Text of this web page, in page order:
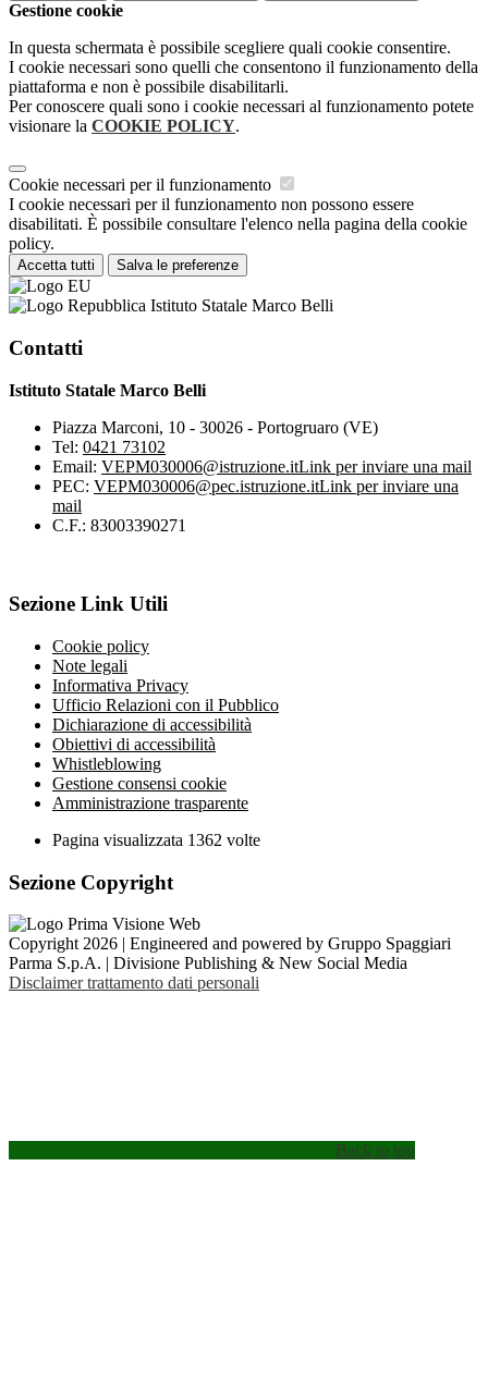
Gestione cookie
In questa schermata è possibile scegliere quali cookie consentire.
I cookie necessari sono quelli che consentono il funzionamento della
piattaforma e non è possibile disabilitarli.
Per conoscere quali sono i cookie necessari al funzionamento potete
visionare la COOKIE POLICY.
Cookie necessari per il funzionamento
I cookie necessari per il funzionamento non possono essere
disabilitati. È possibile consultare l'elenco nella pagina della cookie
policy.
Accetta tutti Salva le preferenze
Istituto Statale Marco Belli
Contatti
Istituto Statale Marco Belli
Piazza Marconi, 10 - 30026 - Portogruaro (VE)
Tel: 0421 73102
Email: VEPM030006@istruzione.itLink per inviare una mail
PEC: VEPM030006@pec.istruzione.itLink per inviare una
mail
C.F.: 83003390271
Sezione Link Utili
Cookie policy
Note legali
Informativa Privacy
Ufficio Relazioni con il Pubblico
Dichiarazione di accessibilità
Obiettivi di accessibilità
Whistleblowing
Gestione consensi cookie
Amministrazione trasparente
Pagina visualizzata 1362 volte
Sezione Copyright
Copyright 2026 | Engineered and powered by Gruppo Spaggiari
Parma S.p.A. | Divisione Publishing & New Social Media
Disclaimer trattamento dati personali
Back to top